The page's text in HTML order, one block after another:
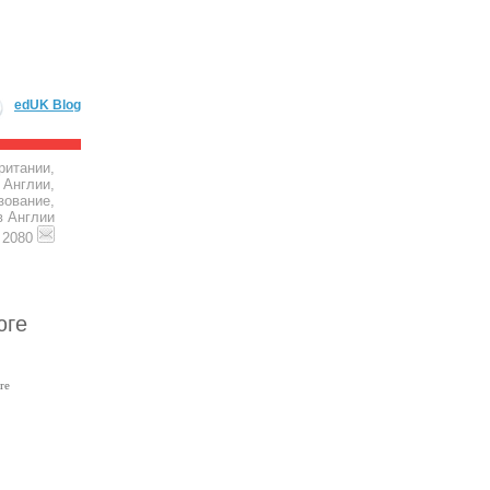
edUK Blog
Англии,
Англии